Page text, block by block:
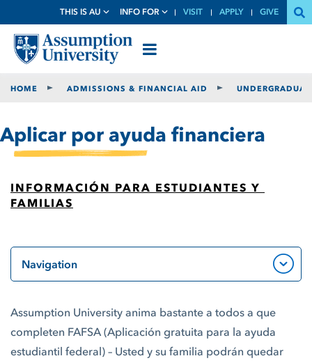
Content
THIS IS AU INFO FOR VISIT APPLY GIVE
HOME ADMISSIONS & FINANCIAL AID
Aplicar por ayuda financiera
INFORMACIÓN PARA ESTUDIANTES Y
FAMILIAS
Navigation
Assumption University anima bastante a todos a que
completen FAFSA (Aplicación gratuita para la ayuda
estudiantil federal) – Usted y su familia podrán quedar